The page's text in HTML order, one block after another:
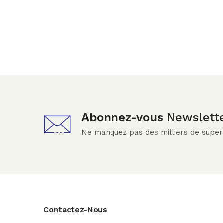
Abonnez-vous
Ne manquez pas des milliers de
Contactez-Nous